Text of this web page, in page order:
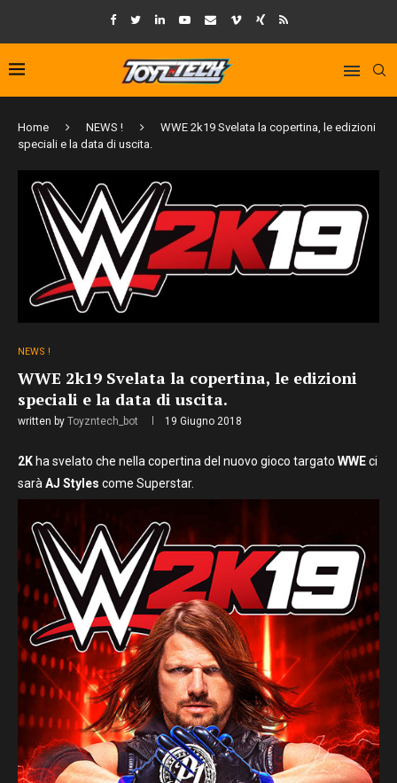
Home NEWS !
WWE 2k19 Svelata la copertina, le edizioni
speciali e la data di uscita.
NEWS !
WWE 2k19 Svelata la copertina, le edizioni
speciali e la data di uscita.
written by Toyzntech_bot 19 Giugno 2018
2K ha svelato che nella copertina del nuovo gioco targato WWEci
sarà AJ Styles come Superstar.